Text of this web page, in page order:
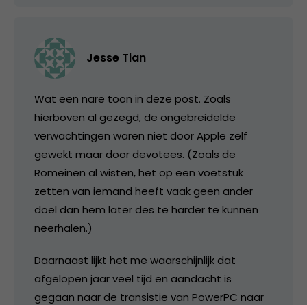
Jesse Tian
Wat een nare toon in deze post. Zoals
hierboven al gezegd, de ongebreidelde
verwachtingen waren niet door Apple zelf
gewekt maar door devotees. (Zoals de
Romeinen al wisten, het op een voetstuk
zetten van iemand heeft vaak geen ander
doel dan hem later des te harder te kunnen
neerhalen.)
Daarnaast lijkt het me waarschijnlijk dat
afgelopen jaar veel tijd en aandacht is
gegaan naar de transistie van PowerPC naar